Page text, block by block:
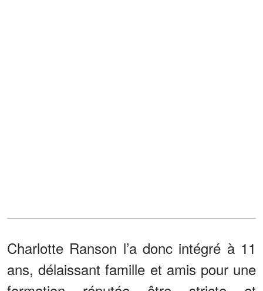
Charlotte Ranson l’a donc intégré à 11
ans, délaissant famille et amis pour une